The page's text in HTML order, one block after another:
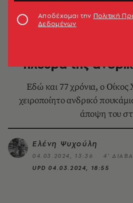
πλευρά της
Εδώ και 77 χρόνια, ο Οίκος
χειροποίητο ανδρικό
άποψη του
Ελένη Ψυχούλη
04.03.2024, 13:36
4’
UPD 04.03.2024, 18:55
Αποδέχομαι την Πολιτική
Δεδομένων